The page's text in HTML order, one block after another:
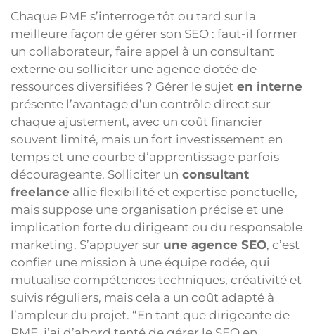
Chaque PME s’interroge tôt ou tard sur la
meilleure façon de gérer son SEO : faut-il former
un collaborateur, faire appel à un consultant
externe ou solliciter une agence dotée de
ressources diversifiées ? Gérer le sujet en interne
présente l’avantage d’un contrôle direct sur
chaque ajustement, avec un coût financier
souvent limité, mais un fort investissement en
temps et une courbe d’apprentissage parfois
décourageante. Solliciter un consultant
freelance allie flexibilité et expertise ponctuelle,
mais suppose une organisation précise et une
implication forte du dirigeant ou du responsable
marketing. S’appuyer sur une agence SEO, c’est
confier une mission à une équipe rodée, qui
mutualise compétences techniques, créativité et
suivis réguliers, mais cela a un coût adapté à
l’ampleur du projet. “En tant que dirigeante de